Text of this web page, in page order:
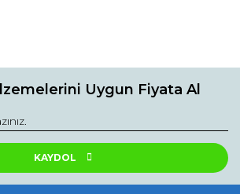
Uygun Fiyata Al
KAYDOL